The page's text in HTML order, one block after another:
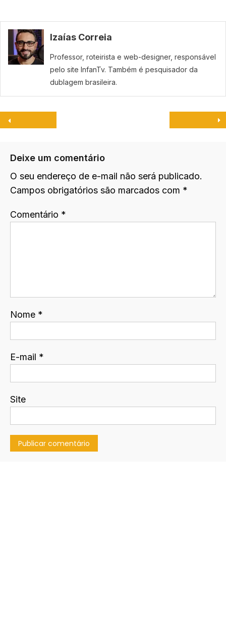
Izaías Correia
Professor, roteirista e web-designer, responsável
pelo site InfanTv. Também é pesquisador da
dublagem brasileira.
Deixe um comentário
O seu endereço de e-mail não será publicado.
Campos obrigatórios são marcados com *
Comentário *
Nome *
E-mail *
Site